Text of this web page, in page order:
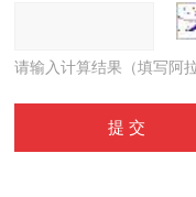
请输入计算结果（填写阿